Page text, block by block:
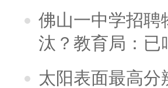
佛山一中学招聘
汰？教育局：已
太阳表面最高分